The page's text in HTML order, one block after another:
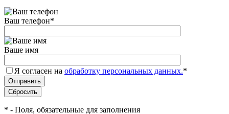
Ваш телефон*
Ваше имя
Я согласен на обработку персональных данных.*
* - Поля, обязательные для заполнения